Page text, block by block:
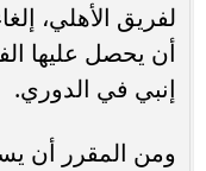
لفريق الأهلي،
أن يحصل عليها
إنبي في الدوري.
ومن المقرر أن